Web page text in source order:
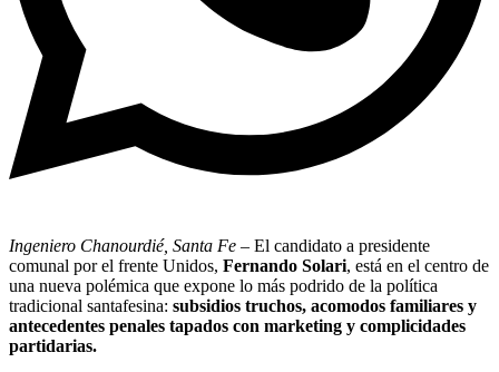
Ingeniero Chanourdié, Santa Fe – El candidato a presidente
comunal por el frente Unidos, Fernando Solari, está en el centro de
una nueva polémica que expone lo más podrido de la política
tradicional santafesina: subsidios truchos, acomodos familiares y
antecedentes penales tapados con marketing y complicidades
partidarias.